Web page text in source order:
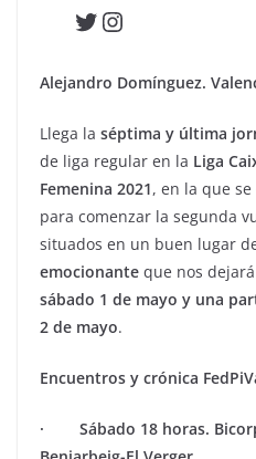
Twitter
Instagram
Alejandro Domínguez.
Llega la séptima y última
de liga regular en la Liga
Femenina 2021, en la que
para comenzar la segunda
situados en un buen lugar
emocionante que nos dejará
sábado 1 de mayo y una
2 de mayo.
Encuentros y crónica
· Sábado 18 horas. Bicorp